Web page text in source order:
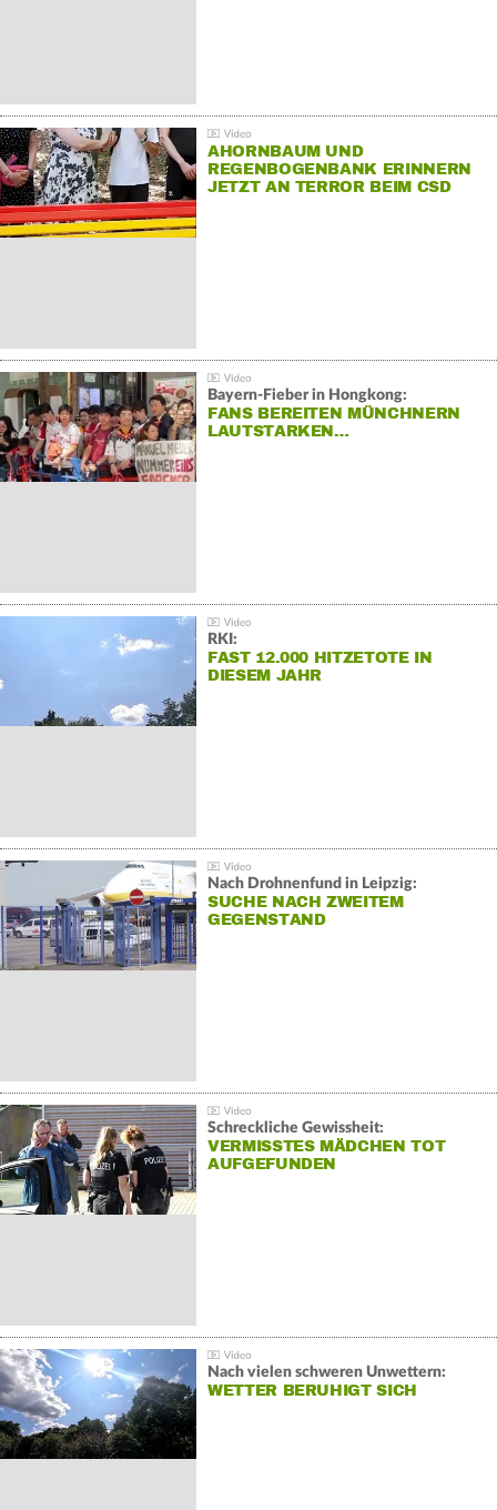
AHORNBAUM UND
REGENBOGENBANK ERINNERN
JETZT AN TERROR BEIM CSD
Bayern-Fieber in Hongkong:
FANS BEREITEN MÜNCHNERN
LAUTSTARKEN…
RKI:
FAST 12.000 HITZETOTE IN
DIESEM JAHR
Nach Drohnenfund in Leipzig:
SUCHE NACH ZWEITEM
GEGENSTAND
Schreckliche Gewissheit:
VERMISSTES MÄDCHEN TOT
AUFGEFUNDEN
Nach vielen schweren Unwettern:
WETTER BERUHIGT SICH